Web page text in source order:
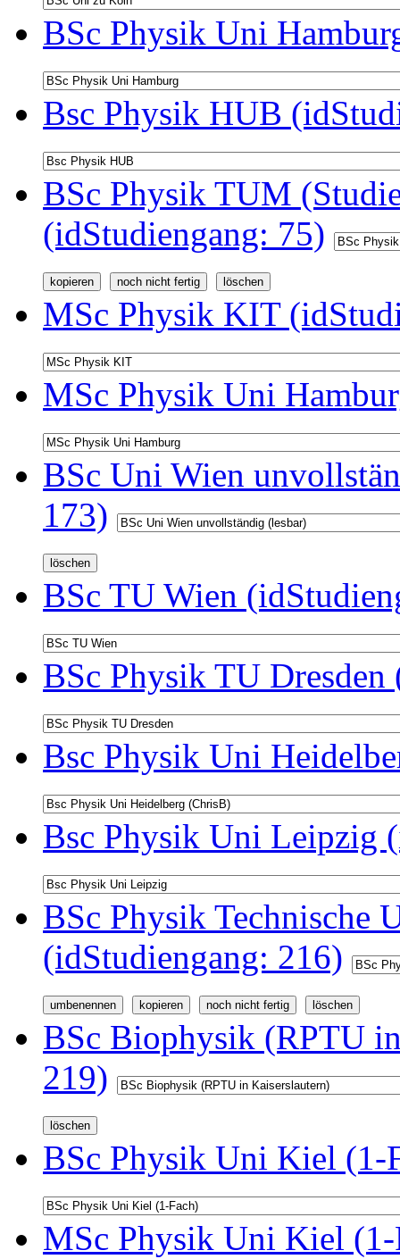
BSc Physik Uni
Bsc Physik HUB
BSc Physik TUM
(idStudiengang: 75)
MSc Physik KIT
MSc Physik Uni
BSc Uni Wien
173)
BSc TU Wien
BSc Physik TU
Bsc Physik Uni
Bsc Physik Uni Leipzig
BSc Physik Technische
(idStudiengang: 216)
BSc Biophysik (RPTU
219)
BSc Physik Uni Kiel (1-
MSc Physik Uni Kiel